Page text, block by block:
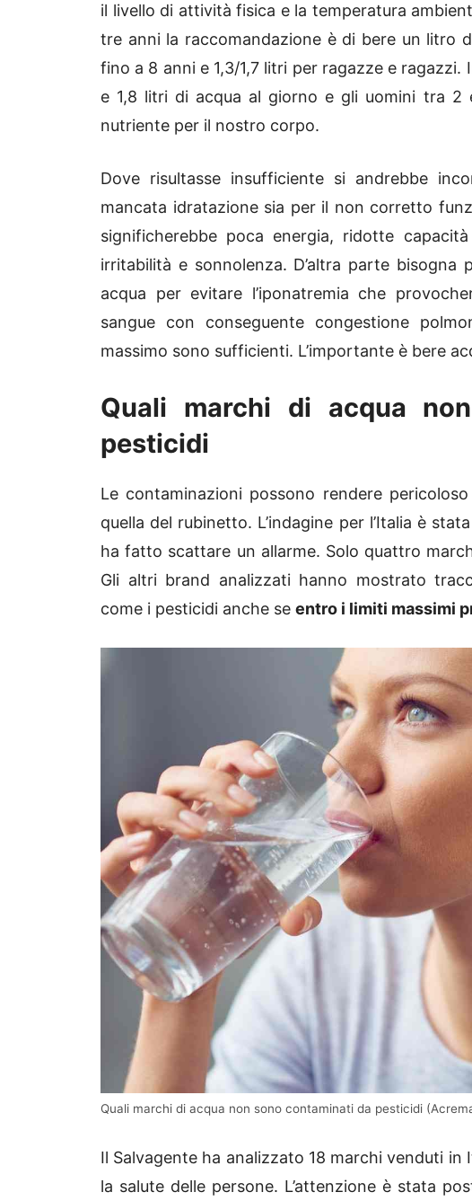
il livello di attività fisica e la temperatura
tre anni la raccomandazione è di bere un litro
fino a 8 anni e 1,3/1,7 litri per ragazze e
e 1,8 litri di acqua al giorno e gli uomini tra 2
nutriente per il nostro corpo.
Dove risultasse insufficiente si andrebbe
mancata idratazione sia per il non corretto
significherebbe poca energia, ridotte
irritabilità e sonnolenza. D’altra parte
acqua per evitare l’iponatremia che
sangue con conseguente congestione
massimo sono sufficienti. L’importante è bere
Quali marchi di acqua
pesticidi
Le contaminazioni possono rendere
quella del rubinetto. L’indagine per l’Italia è
ha fatto scattare un allarme. Solo quattro
Gli altri brand analizzati hanno mostrato
come i pesticidi anche se entro i limiti massimi
Quali marchi di acqua non sono contaminati da pesticidi
Il Salvagente ha analizzato 18 marchi venduti
la salute delle persone. L’attenzione è stata